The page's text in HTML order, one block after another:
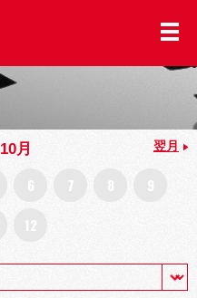
10月 翌月
6 7 8
9
12